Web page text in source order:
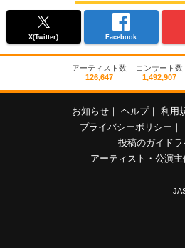
X(Twitter) Facebook
アーティスト数
126,647
コンサート数
1,492,907
お知らせ ヘルプ 利用
プライバシーポリシー
投稿のガイドラ
アーティスト・公演